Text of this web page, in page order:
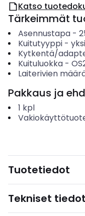
Katso
Tärkeimmät
Asennustapa-
Kuitutyyppi-
Kytkentä/
Kuituluokka-
Laiterivien
Pakkaus ja
1 kpl
Tuotetiedot
Tekniset tiedot